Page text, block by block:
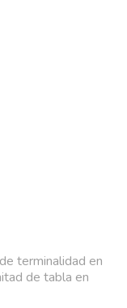
terminalidad en
de tabla en